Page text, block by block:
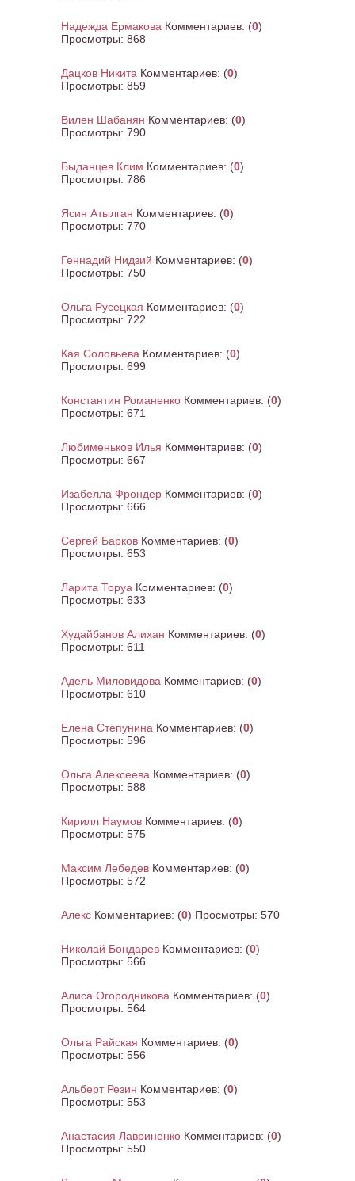
Надежда Ермакова Комментариев: (0)
Просмотры: 868
Дацков Никита Комментариев: (0)
Просмотры: 859
Вилен Шабанян Комментариев: (0)
Просмотры: 790
Быданцев Клим Комментариев: (0)
Просмотры: 786
Ясин Атылган Комментариев: (0)
Просмотры: 770
Геннадий Нидзий Комментариев: (0)
Просмотры: 750
Ольга Русецкая Комментариев: (0)
Просмотры: 722
Кая Соловьева Комментариев: (0)
Просмотры: 699
Константин Романенко Комментариев: (0)
Просмотры: 671
Любименьков Илья Комментариев: (0)
Просмотры: 667
Изабелла Фрондер Комментариев: (0)
Просмотры: 666
Сергей Барков Комментариев: (0)
Просмотры: 653
Ларита Торуа Комментариев: (0)
Просмотры: 633
Худайбанов Алихан Комментариев: (0)
Просмотры: 611
Адель Миловидова Комментариев: (0)
Просмотры: 610
Елена Степунина Комментариев: (0)
Просмотры: 596
Ольга Алексеева Комментариев: (0)
Просмотры: 588
Кирилл Наумов Комментариев: (0)
Просмотры: 575
Максим Лебедев Комментариев: (0)
Просмотры: 572
Алекс Комментариев: (0) Просмотры: 570
Николай Бондарев Комментариев: (0)
Просмотры: 566
Алиса Огородникова Комментариев: (0)
Просмотры: 564
Ольга Райская Комментариев: (0)
Просмотры: 556
Альберт Резин Комментариев: (0)
Просмотры: 553
Анастасия Лавриненко Комментариев: (0)
Просмотры: 550